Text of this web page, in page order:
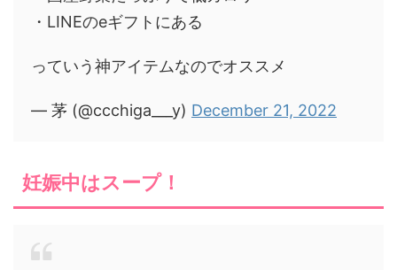
・LINEのeギフトにある
っていう神アイテムなのでオススメ
— 茅 (@ccchiga___y) December 21, 2022
妊娠中はスープ！